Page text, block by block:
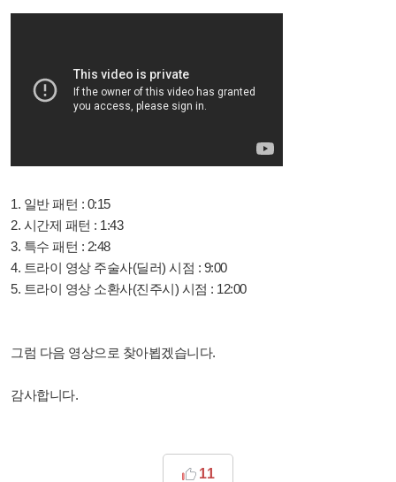
1. 일반 패턴 : 0:15
2. 시간제 패턴 : 1:43
3. 특수 패턴 : 2:48
4. 트라이 영상 주술사(딜러) 시점 : 9:00
5. 트라이 영상 소환사(진주시) 시점 : 12:00
그럼 다음 영상으로 찾아뵙겠습니다.
감사합니다.
11